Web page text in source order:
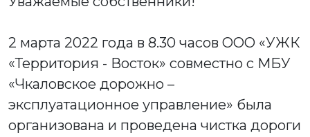
2 марта 2022 года в 8.30 часов ООО «УЖК
«Территория - Восток» совместно с МБУ
«Чкаловское дорожно –
эксплуатационное управление» была
организована и проведена чистка дороги